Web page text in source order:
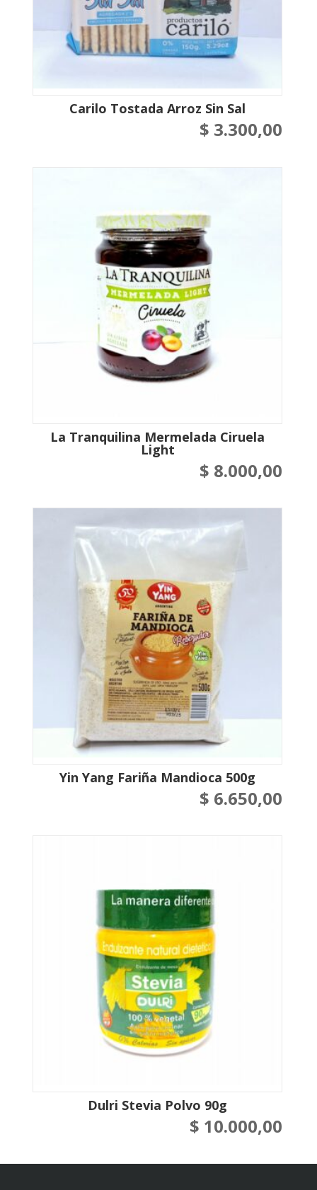
Carilo Tostada Arroz Sin Sal
$ 3.300,00
La Tranquilina Mermelada Ciruela
Light
$ 8.000,00
Yin Yang Fariña Mandioca 500g
$ 6.650,00
Dulri Stevia Polvo 90g
$ 10.000,00